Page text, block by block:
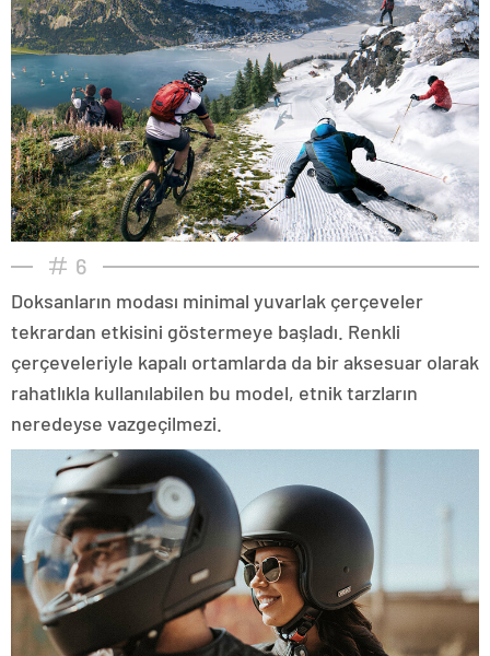
6
Doksanların modası minimal yuvarlak çerçeveler
tekrardan etkisini göstermeye başladı. Renkli
çerçeveleriyle kapalı ortamlarda da bir aksesuar olarak
rahatlıkla kullanılabilen bu model, etnik tarzların
neredeyse vazgeçilmezi.